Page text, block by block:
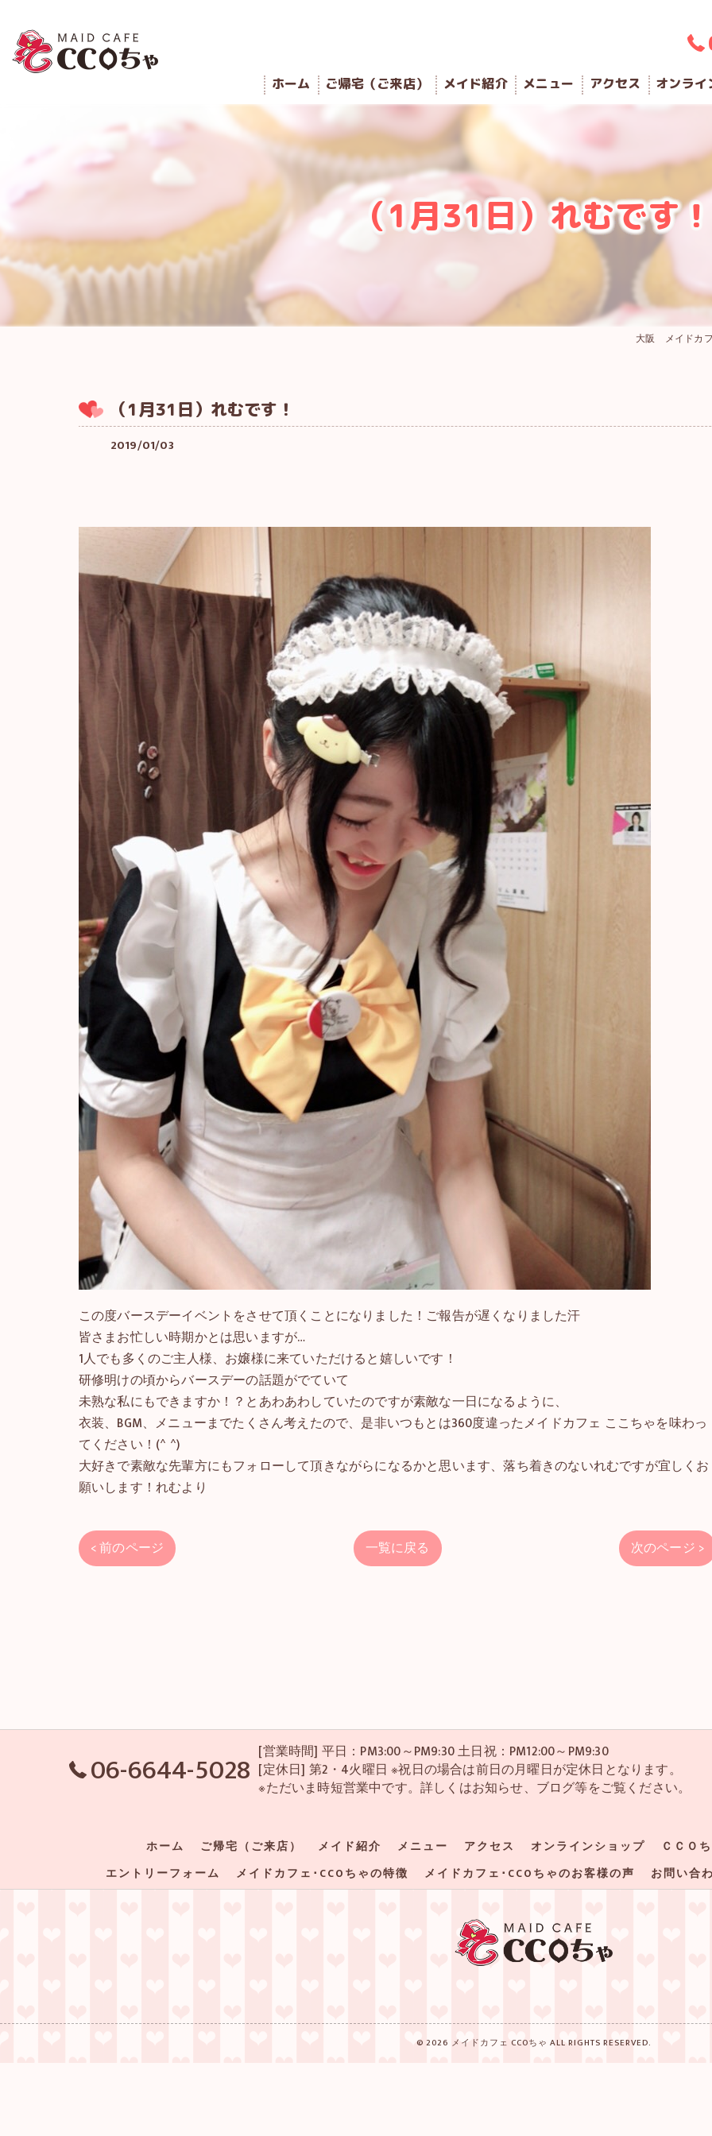
ホーム ご帰宅（ご来店） メイド紹介 メニュー アクセス オンライ
（1月31日）れむです！
大阪 メイドカ
（1月31日）れむです！
2019/01/03
この度バースデーイベントをさせて頂くことになりました！ご報告が遅くなりました汗
皆さまお忙しい時期かとは思いますが…
1人でも多くのご主人様、お嬢様に来ていただけると嬉しいです！
研修明けの頃からバースデーの話題がでていて
未熟な私にもできますか！？とあわあわしていたのですが素敵な一日になるように、
衣装、BGM、メニューまでたくさん考えたので、是非いつもとは360度違ったメイドカフェ ここちゃを味わっ
てください！(^ ^)
大好きで素敵な先輩方にもフォローして頂きながらになるかと思います、落ち着きのないれむですが宜しくお
願いします！れむより
< 前のページ 一覧に戻る 次のページ >
06-6644-5028 [営業時間] 平日：PM3:00～PM9:30 土日祝：PM12:00～PM9:30
[定休日] 第2・4火曜日 ※祝日の場合は前日の月曜日が定休日となります。
※ただいま時短営業中です。詳しくはお知らせ、ブログ等をご覧ください。
ホーム ご帰宅（ご来店） メイド紹介 メニュー アクセス オンラインショップ
ＣＣＯ
エントリーフォーム
メイドカフェ･CCOちゃの特徴 メイドカフェ･CCOちゃのお客様の声 お問い合
© 2026 メイドカフェ CCOちゃ ALL RIGHTS RESERVED.